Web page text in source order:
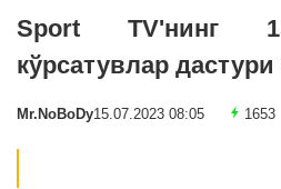
Sport TV'нинг
кўрсатувлар дастури
Mr.NoBoDy15.07.2023 08:05 1653